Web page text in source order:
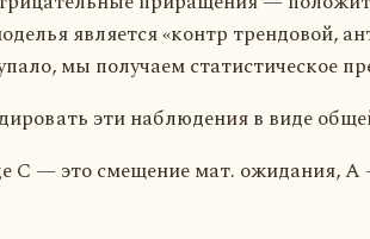
является «контр трендовой,
мы получаем статистическое
эти наблюдения в виде
С — это смещение мат. ожидания,